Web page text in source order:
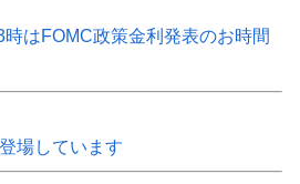
はFOMC政策金利発表のお時間
場しています